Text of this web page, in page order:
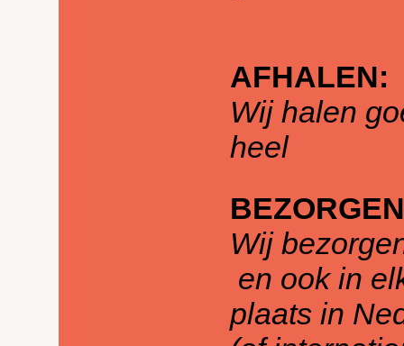
AFHALEN:
Wij halen
heel
Wij
en ook in
plaats in